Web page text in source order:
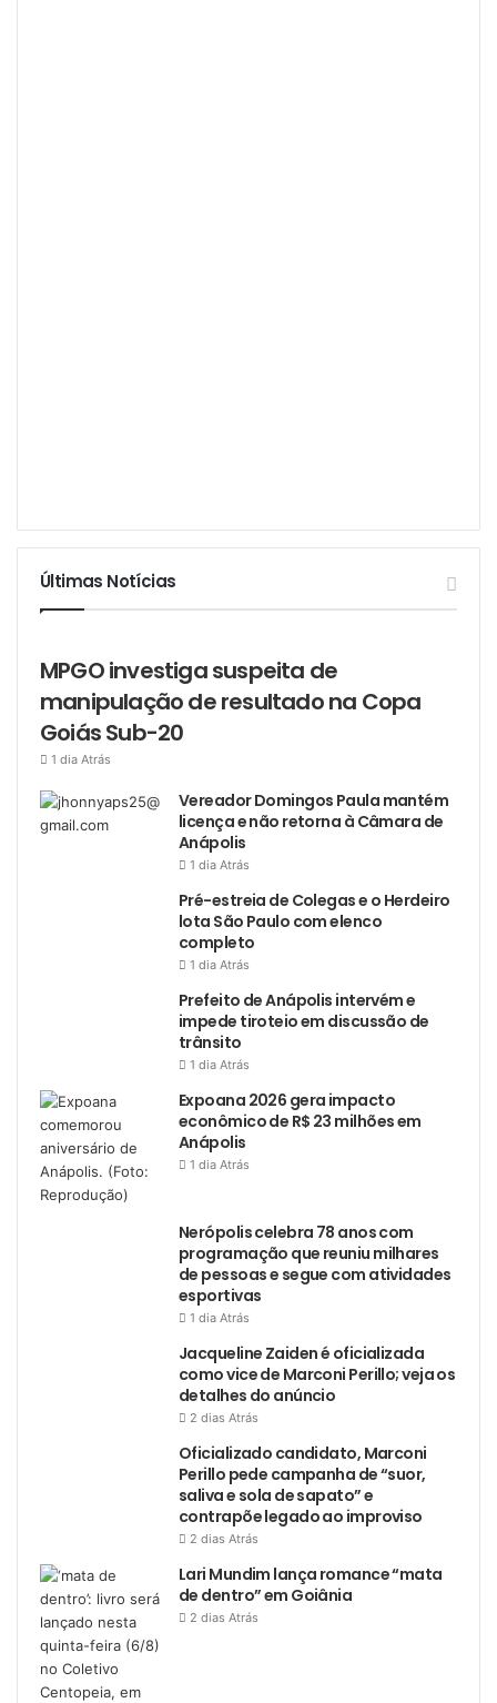
Últimas Notícias
MPGO investiga suspeita de
manipulação de resultado na Copa
Goiás Sub-20
1 dia Atrás
Vereador Domingos Paula mantém
licença e não retorna à Câmara de
Anápolis
1 dia Atrás
Pré-estreia de Colegas e o Herdeiro
lota São Paulo com elenco
completo
1 dia Atrás
Prefeito de Anápolis intervém e
impede tiroteio em discussão de
trânsito
1 dia Atrás
Expoana 2026 gera impacto
econômico de R$ 23 milhões em
Anápolis
1 dia Atrás
Nerópolis celebra 78 anos com
programação que reuniu milhares
de pessoas e segue com atividades
esportivas
1 dia Atrás
Jacqueline Zaiden é oficializada
como vice de Marconi Perillo; veja os
detalhes do anúncio
2 dias Atrás
Oficializado candidato, Marconi
Perillo pede campanha de “suor,
saliva e sola de sapato” e
contrapõe legado ao improviso
2 dias Atrás
Lari Mundim lança romance “mata
de dentro” em Goiânia
2 dias Atrás